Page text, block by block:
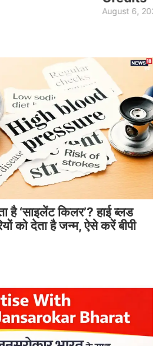
drinking water| पीने
तरीका